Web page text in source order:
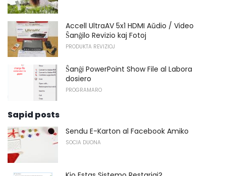
Accell UltraAV 5x1 HDMI Aŭdio / Video
Ŝanĝilo Revizio kaj Fotoj
PRODUKTA REVIZIOJ
Ŝanĝi PowerPoint Show File al Labora
dosiero
PROGRAMARO
Sapid posts
Sendu E-Karton al Facebook Amiko
SOCIA DUONA